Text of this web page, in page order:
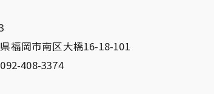
福岡市南区大橋16-18-101
408-3374